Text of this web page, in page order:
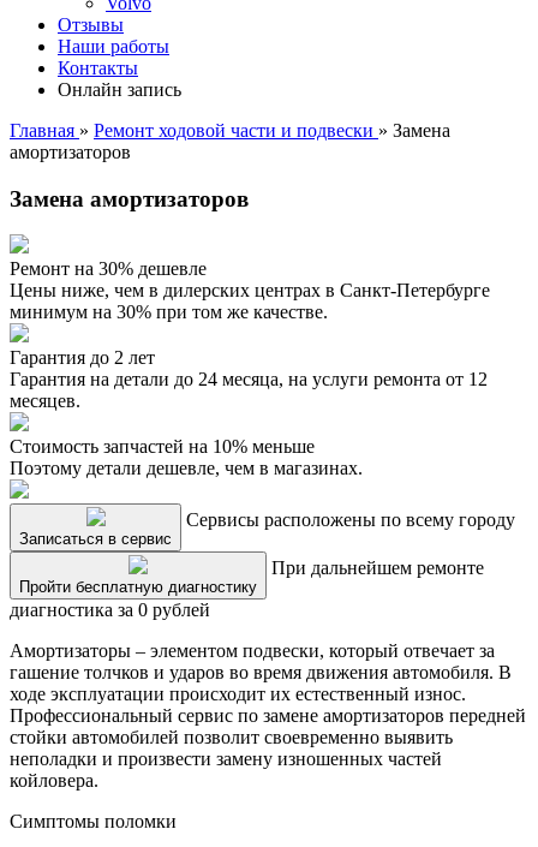
Отзывы
Наши работы
Контакты
Онлайн запись
Главная » Ремонт ходовой части и подвески » Замена
амортизаторов
Замена амортизаторов
Ремонт на 30% дешевле
Цены ниже, чем в дилерских центрах в Санкт-Петербурге
минимум на 30% при том же качестве.
Гарантия до 2 лет
Гарантия на детали до 24 месяца, на услуги ремонта от 12
месяцев.
Стоимость запчастей на 10% меньше
Поэтому детали дешевле, чем в магазинах.
Записаться в сервис
Сервисы расположены по всему городу
Пройти бесплатную диагностику
При дальнейшем ремонте
диагностика за 0 рублей
Амортизаторы – элементом подвески, который отвечает за
гашение толчков и ударов во время движения автомобиля. В
ходе эксплуатации происходит их естественный износ.
Профессиональный сервис по замене амортизаторов передней
стойки автомобилей позволит своевременно выявить
неполадки и произвести замену изношенных частей
койловера.
Симптомы поломки